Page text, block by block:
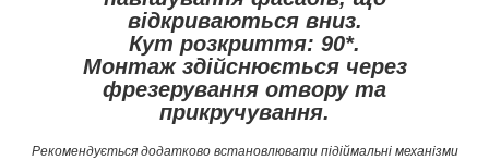
відкриваються вниз.
Кут розкриття: 90*.
Монтаж здійснюється через
фрезерування отвору та
прикручування.
Рекомендується додатково встановлювати підіймальні механізми